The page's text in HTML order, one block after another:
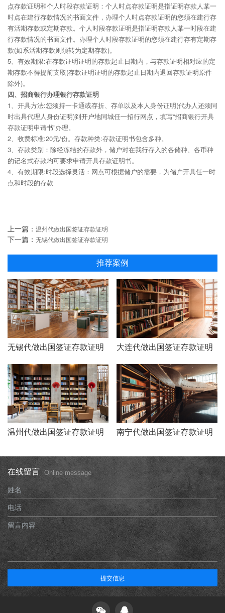
点存款证明和个人时段存款证明：个人时点存款证明是指证明存款人某一
时点在建行存款情况的书面文件，办理个人时点存款证明的您须在建行存
有活期存款或定期存款。个人时段存款证明是指证明存款人某一时段在建
行存款情况的书面文件。办理个人时段存款证明的您须在建行存有定期存
款(如系活期存款则须转为定期存款)。
5、有效期限:在存款证明证明的存款起止日期内，与存款证明相对应的定
期存款不得提前支取(存款证明证明的存款起止日期内退回存款证明原件
除外)。
四、招商银行办理银行存款证明
1、开具方法:您须持一卡通或存折、存单以及本人身份证明(代办人还须同
时出具代理人身份证明)到开户地同城任一招行网点，填写“招商银行开具
存款证明申请书”办理。
2、收费标准:20元/份。存款种类:存款证明书包含多种。
3、存款类别：除经冻结的存款外，储户对在我行存入的各储种、各币种
的记名式存款均可要求申请开具存款证明书。
4、有效期限:时段选择灵活：网点可根据储户的需要，为储户开具任一时
点和时段的存款
上一篇： 温州代做出国签证存款证明
下一篇： 无锡代做出国签证存款证明
推荐案例
无锡代做出国签证存款证明 大连代做出国签证存款证明
温州代做出国签证存款证明 南宁代做出国签证存款证明
在线留言 Online message
姓名
电话
留言内容
提交信息